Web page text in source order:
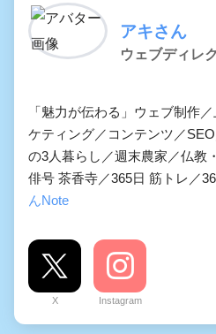
アキさん
ウェブディレ
「魅力が伝わる」ウェブ制作
ケティング／コンテンツ／
の3人暮らし／週末農家／仏教
俳号 茶香寺／365日 筋トレ／
んNote
X Instagram